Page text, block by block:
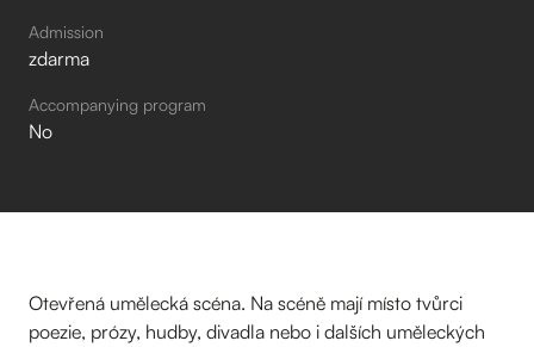
Admission
zdarma
Accompanying program
No
Otevřená umělecká scéna. Na scéně mají místo tvůrci
poezie, prózy, hudby, divadla nebo i dalších uměleckých